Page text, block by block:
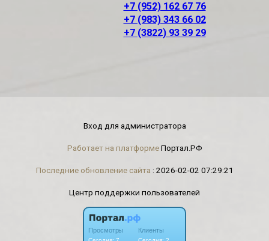
+7 (952) 162 67 76
+7 (983) 343 66 02
+7 (3822) 93 39 29
Вход для администратора
Работает на платформеПортал.РФ
Последние обновление сайта : 2026-02-02 07:29:21
Центр поддержки пользователей